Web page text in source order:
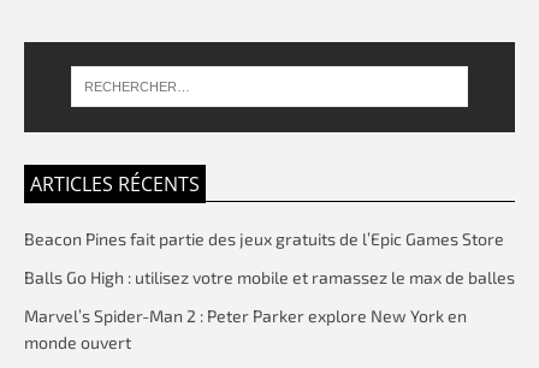
ARTICLES RÉCENTS
Beacon Pines fait partie des jeux gratuits de l’Epic Games Store
Balls Go High : utilisez votre mobile et ramassez le max de balles
Marvel’s Spider-Man 2 : Peter Parker explore New York en
monde ouvert